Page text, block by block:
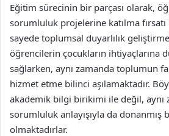
Eğitim sürecinin bir parçası olarak,
sorumluluk projelerine katılma
sayede toplumsal duyarlılık
öğrencilerin çocukların ihtiyaçlarına
sağlarken, aynı zamanda toplumun
hizmet etme bilinci aşılamaktadır.
akademik bilgi birikimi ile değil, aynı
sorumluluk anlayışıyla da donanmış
olmaktadırlar.